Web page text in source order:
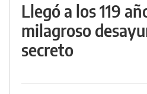
Llegó a los 119
milagroso
secreto